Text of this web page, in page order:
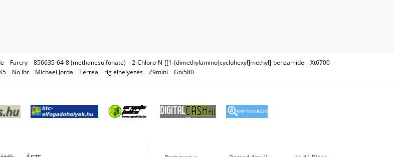
Farcry 856635-64-8 (methanesulfonate) 2-Chloro-N-[[1-(dimethylamino)cyclohexyl]methyl]-benzamide
Xt6700
K5 No lhr Michael Jorda Terrea rig elhelyezés Z9mini Gtx580